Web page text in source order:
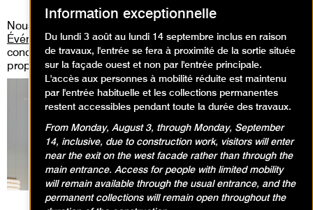
Nous vous invitons aussi à consulter
Événements» où vous pourrez découvrir les performances,
concert live, workshop, médiation guidée que nous
proposons.
Expositions en cours
Information exceptionnelle
Du lundi 3 août au lundi 14 septembre inclus en raison
de travaux, l'entrée se fera à proximité de la sortie située
sur la façade ouest et non par l'entrée principale.
L'accès aux personnes à mobilité réduite est maintenu
par l'entrée habituelle et les collections permanentes
restent accessibles pendant toute la durée des travaux.
From Monday, August 3, through Monday, September
14, inclusive, due to construction work, visitors will enter
near the exit on the west facade rather than through the
main entrance. Access for people with limited mobility
will remain available through the usual entrance, and the
permanent collections will remain open throughout the